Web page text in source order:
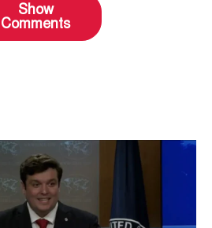
Show
Comments